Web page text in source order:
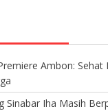
Ambon:
Sinabar Iha Masih